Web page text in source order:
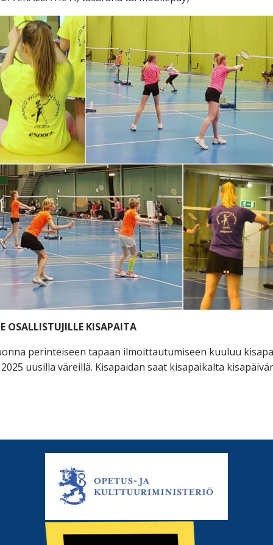
OSALLISTUJILLE KISAPAITA
perinteiseen tapaan ilmoittautumiseen kuuluu
uusilla väreillä. Kisapaidan saat kisapaikalta